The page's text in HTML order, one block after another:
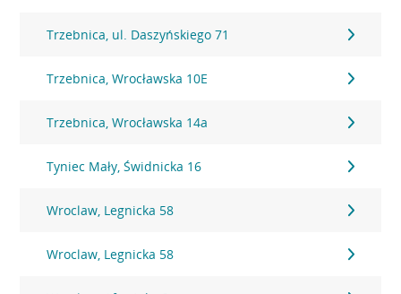
Trzebnica, ul. Daszyńskiego 71
Trzebnica, Wrocławska 10E
Trzebnica, Wrocławska 14a
Tyniec Mały, Świdnicka 16
Wroclaw, Legnicka 58
Wroclaw, Legnicka 58